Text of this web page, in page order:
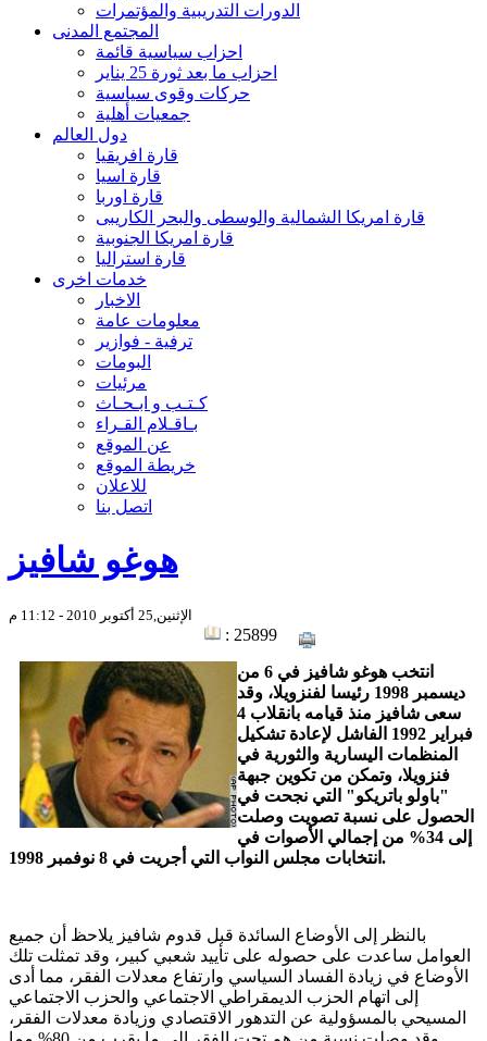
الدورات التدريبية والمؤتمرات
المجتمع المدنى
احزاب سياسية قائمة
احزاب ما بعد ثورة 25 يناير
حركات وقوى سياسية
جمعيات أهلية
دول العالم
قارة افريقيا
قارة اسيا
قارة اوربا
قارة امريكا الشمالية والوسطى والبحر الكاريبى
قارة امريكا الجنوبية
قارة استراليا
خدمات اخرى
الاخبار
معلومات عامة
ترفية - فوازير
البومات
مرئيات
كـتـب و ابـحـاث
بـاقـلام القـراء
عن الموقع
خريطة الموقع
للاعلان
اتصل بنا
هوغو شافيز
الإثنين,25 أكتوبر 2010 - 11:12 م
: 25899
انتخب هوغو شافيز في 6 من
ديسمبر 1998 رئيسا لفنزويلا، وقد
سعى شافيز منذ قيامه بانقلاب 4
فبراير 1992 الفاشل لإعادة تشكيل
المنظمات اليسارية والثورية في
فنزويلا، وتمكن من تكوين جبهة
"باولو باتريكو" التي نجحت في
الحصول على نسبة تصويت وصلت
إلى 34% من إجمالي الأصوات في
انتخابات مجلس النواب التي أجريت في 8 نوفمبر 1998.
بالنظر إلى الأوضاع السائدة قبل قدوم شافيز يلاحظ أن جميع
العوامل ساعدت على حصوله على تأييد شعبي كبير، وقد تمثلت تلك
الأوضاع في زيادة الفساد السياسي وارتفاع معدلات الفقر، مما أدى
إلى اتهام الحزب الديمقراطي الاجتماعي والحزب الاجتماعي
المسيحي بالمسؤولية عن التدهور الاقتصادي وزيادة معدلات الفقر،